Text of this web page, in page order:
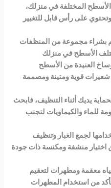
المختلفة في منزلك،
على رأس قابل للتغيير
بشراء مجموعة من المنظفات
الأسطح في منزلك
العنيدة من الأسطح
قوية ومتينة ومصممة
يديك أثناء التنظيف، فابحث
للماء والكيماويات لتجنب
لجمع الغبار وتنظيف
اختيار منشفة ومكنسة ذات جودة
معقمة ومطهرات لتعقيم
من استخدام المطهرات